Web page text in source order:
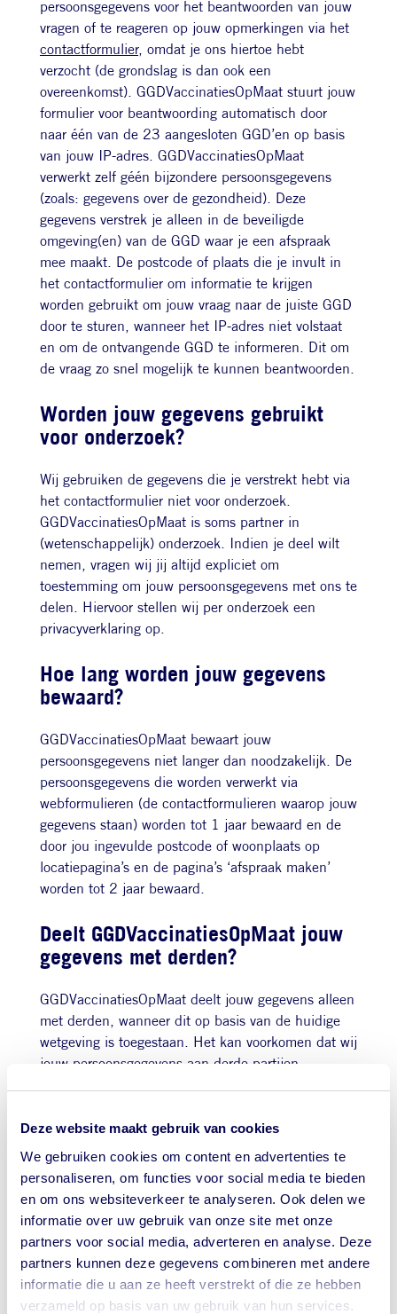
Deze website maakt gebruik van cookies
We gebruiken cookies om content en advertenties te
personaliseren, om functies voor social media te bieden
en om ons websiteverkeer te analyseren. Ook delen we
informatie over uw gebruik van onze site met onze
partners voor social media, adverteren en analyse. Deze
partners kunnen deze gegevens combineren met andere
informatie die u aan ze heeft verstrekt of die ze hebben
verzameld op basis van uw gebruik van hun services.
persoonsgegevens voor het beantwoorden van jouw
vragen of te reageren op jouw opmerkingen via het
contactformulier, omdat je ons hiertoe hebt
verzocht (de grondslag is dan ook een
overeenkomst). GGDVaccinatiesOpMaat stuurt jouw
formulier voor beantwoording automatisch door
naar één van de 23 aangesloten GGD’en op basis
van jouw IP-adres. GGDVaccinatiesOpMaat
verwerkt zelf géén bijzondere persoonsgegevens
(zoals: gegevens over de gezondheid). Deze
gegevens verstrek je alleen in de beveiligde
omgeving(en) van de GGD waar je een afspraak
mee maakt. De postcode of plaats die je invult in
het contactformulier om informatie te krijgen
worden gebruikt om jouw vraag naar de juiste GGD
door te sturen, wanneer het IP-adres niet volstaat
en om de ontvangende GGD te informeren. Dit om
de vraag zo snel mogelijk te kunnen beantwoorden.
Worden jouw gegevens gebruikt
voor onderzoek?
Wij gebruiken de gegevens die je verstrekt hebt via
het contactformulier niet voor onderzoek.
GGDVaccinatiesOpMaat is soms partner in
(wetenschappelijk) onderzoek. Indien je deel wilt
nemen, vragen wij jij altijd expliciet om
toestemming om jouw persoonsgegevens met ons te
delen. Hiervoor stellen wij per onderzoek een
privacyverklaring op.
Hoe lang worden jouw gegevens
bewaard?
GGDVaccinatiesOpMaat bewaart jouw
persoonsgegevens niet langer dan noodzakelijk. De
persoonsgegevens die worden verwerkt via
webformulieren (de contactformulieren waarop jouw
gegevens staan) worden tot 1 jaar bewaard en de
door jou ingevulde postcode of woonplaats op
locatiepagina’s en de pagina’s ‘afspraak maken’
worden tot 2 jaar bewaard.
Deelt GGDVaccinatiesOpMaat jouw
gegevens met derden?
GGDVaccinatiesOpMaat deelt jouw gegevens alleen
met derden, wanneer dit op basis van de huidige
wetgeving is toegestaan. Het kan voorkomen dat wij
jouw persoonsgegevens aan derde partijen
wij hen hebben ingeschakeld om bepaalde
gegevens te verwerken;
dat nodig is om de overeenkomst met je uit te
je hier toestemming voor geeft;
wij hier een gerechtvaardigd belang bij hebben;
wij dat wettelijk verplicht zijn (bijvoorbeeld als de
politie dat eist bij een vermoeden van een
misdrijf).